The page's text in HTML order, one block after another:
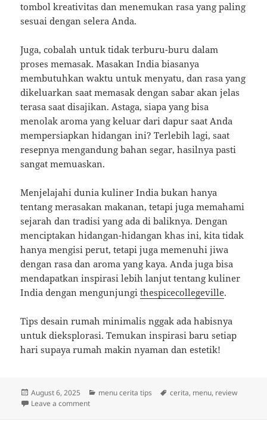
tombol kreativitas dan menemukan rasa yang paling
sesuai dengan selera Anda.
Juga, cobalah untuk tidak terburu-buru dalam
proses memasak. Masakan India biasanya
membutuhkan waktu untuk menyatu, dan rasa yang
dikeluarkan saat memasak dengan sabar akan jelas
terasa saat disajikan. Astaga, siapa yang bisa
menolak aroma yang keluar dari dapur saat Anda
mempersiapkan hidangan ini? Terlebih lagi, saat
resepnya mengandung bahan segar, hasilnya pasti
sangat memuaskan.
Menjelajahi dunia kuliner India bukan hanya
tentang merasakan makanan, tetapi juga memahami
sejarah dan tradisi yang ada di baliknya. Dengan
menciptakan hidangan-hidangan khas ini, kita tidak
hanya mengisi perut, tetapi juga memenuhi jiwa
dengan rasa dan aroma yang kaya. Anda juga bisa
mendapatkan inspirasi lebih lanjut tentang kuliner
India dengan mengunjungithespicecollegeville.
Tips desain rumah minimalis nggak ada habisnya
untuk dieksplorasi. Temukan inspirasi baru setiap
hari supaya rumah makin nyaman dan estetik!
Posted
on
August 6, 2025 Categories
menu cerita tips Tags
cerita, menu, review
Leave a commenton Menjelajahi Rasa: Menggali Rempah dan Menu